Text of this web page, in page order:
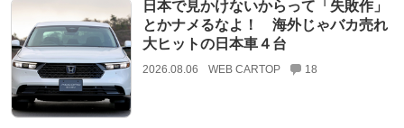
日本で見かけないからって「失敗作」
とかナメるなよ！ 海外じゃバカ売れ
大ヒットの日本車４台
2026.08.06 WEB CARTOP 18